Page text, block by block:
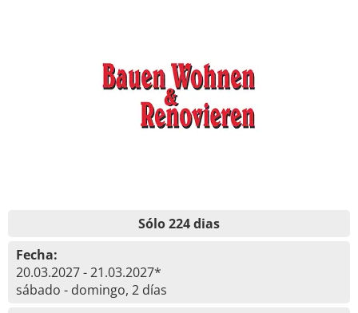
Sólo 224 dias
Fecha:
20.03.2027 - 21.03.2027*
sábado - domingo, 2 días